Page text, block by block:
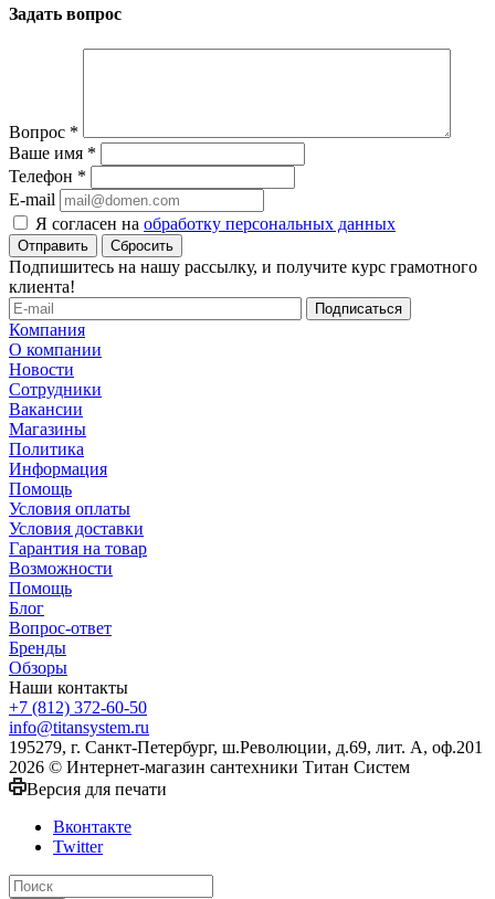
Задать вопрос
Вопрос *
Ваше имя *
Телефон *
E-mail
Я согласен на обработку персональных данных
Сбросить
Подпишитесь на нашу рассылку, и получите курс грамотного
клиента!
Компания
О компании
Новости
Сотрудники
Вакансии
Магазины
Политика
Информация
Помощь
Условия оплаты
Условия доставки
Гарантия на товар
Возможности
Помощь
Блог
Вопрос-ответ
Бренды
Обзоры
Наши контакты
+7 (812) 372-60-50
info@titansystem.ru
195279, г. Санкт-Петербург, ш.Революции, д.69, лит. А, оф.201
2026 © Интернет-магазин сантехники Титан Систем
Версия для печати
Вконтакте
Twitter